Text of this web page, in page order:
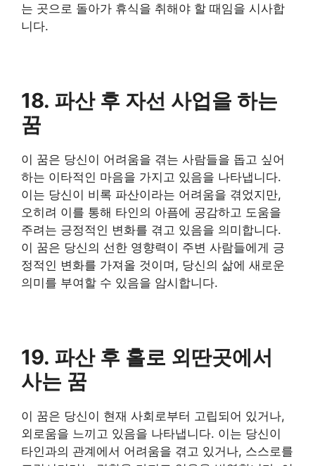
는 곳으로 돌아가 휴식을 취해야 할 때임을 시사합
니다.
18. 파산 후 자선 사업을 하는
꿈
이 꿈은 당신이 어려움을 겪는 사람들을 돕고 싶어
하는 이타적인 마음을 가지고 있음을 나타냅니다.
이는 당신이 비록 파산이라는 어려움을 겪었지만,
오히려 이를 통해 타인의 아픔에 공감하고 도움을
주려는 긍정적인 변화를 겪고 있음을 의미합니다.
이 꿈은 당신의 선한 영향력이 주변 사람들에게 긍
정적인 변화를 가져올 것이며, 당신의 삶에 새로운
의미를 부여할 수 있음을 암시합니다.
19. 파산 후 홀로 외딴곳에서
사는 꿈
이 꿈은 당신이 현재 사회로부터 고립되어 있거나,
외로움을 느끼고 있음을 나타냅니다. 이는 당신이
타인과의 관계에서 어려움을 겪고 있거나, 스스로를